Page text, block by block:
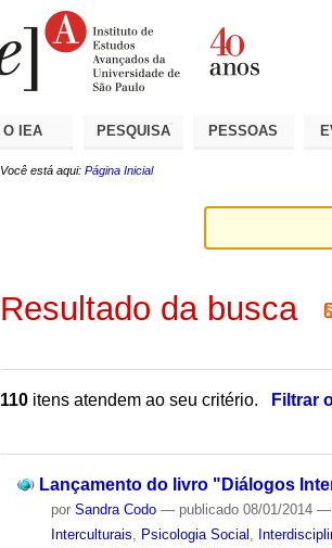
O IEA PESQUISA PESSOAS
Você está aqui: Página Inicial
Resultado da busca
110 itens atendem ao seu critério.
Filtrar
Lançamento do livro "Diálogos
porSandra Codo — publicado 08/01/2014—
Interculturais
Psicologia Social